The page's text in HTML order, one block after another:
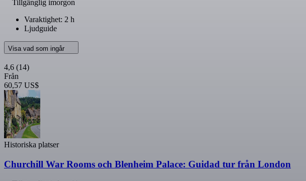
Tillgänglig imorgon
Varaktighet: 2 h
Ljudguide
Visa vad som ingår
4,6 (14)
Från
60,57 US$
Historiska platser
Churchill War Rooms och Blenheim Palace: Guidad tur från London